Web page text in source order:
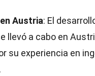
Austria: El
llevó a cabo en
su experiencia en